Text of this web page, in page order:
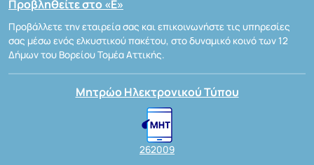
Προβληθείτε στο «Ε»
Προβάλλετε την εταιρεία σας και επικοινωνήστε τις υπηρεσίες
σας μέσω ενός ελκυστικού πακέτου, στο δυναμικό κοινό των 12
Δήμων του Βορείου Τομέα Αττικής.
Μητρώο Ηλεκτρονικού Τύπου
262009